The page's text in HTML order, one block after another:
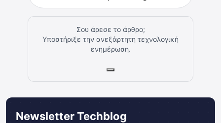
Σου άρεσε το άρθρο;
Υποστήριξε την ανεξάρτητη τεχνολογική
ενημέρωση.
Newsletter Techblog